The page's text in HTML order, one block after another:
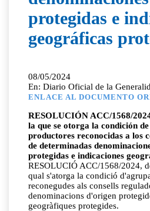
protegidas e
geográficas
08/05/2024
En: Diario Oficial de la
ENLACE AL DOCUMENTO
RESOLUCIÓN ACC/1568/
la que se otorga la condición
productores reconocidas a los
de determinadas
protegidas e indicaciones
RESOLUCIÓ ACC/1568/2024,
qual s'atorga la condició
reconegudes als consells
denominacions d'origen
geogràfiques protegides.